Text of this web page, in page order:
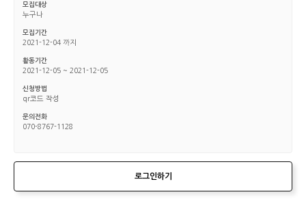
모집대상
누구나
모집기간
2021-12-04 까지
활동기간
2021-12-05 ~ 2021-12-05
신청방법
qr코드 작성
문의전화
070-8767-1128
로그인하기